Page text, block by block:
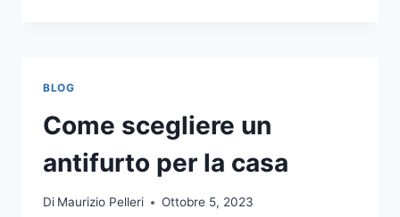
A
UNA
TIPOGRAFIA
ECCO
BLOG
Come scegliere un
antifurto per la casa
Di Maurizio Pelleri Ottobre 5, 2023